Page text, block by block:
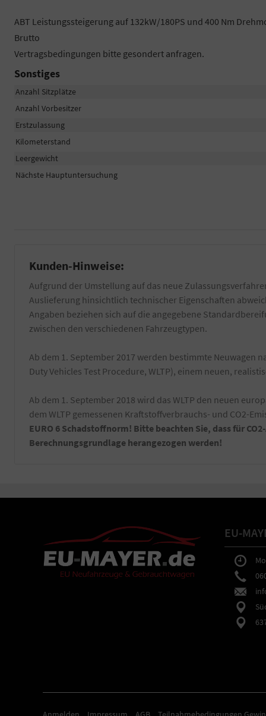
ABT Leistungssteigerung auf 132kW/180PS und 400 Nm
Brutto
Vertragsbedingungen bitte gesondert anfragen.
Sonstiges
Anzahl Sitzplätze
Anzahl Vorbesitzer
Erstzulassung
Kilometerstand
Leergewicht
Nächste Hauptuntersuchung
Kunden-Hinweise:
Aufgrund der Umstellung auf das neue
Auslieferung hinsichtlich technischer Eigenschaften
Angaben beziehen sich auf die angegebene
zwischen den verschiedenen Fahrzeugtypen.
Ab dem 1. September 2017 werden bestimmte
Duty Vehicles Test Procedure, WLTP), einem neuen,
Ab dem 1. September 2018 wird das WLTP den neuen
dem WLTP gemessenen Kraftstoffverbrauchs- und CO2-
EURO 6 Schadstoffnorm! Bitte beachten Sie, dass für
Berechnungsgrundlage herangezogen werden!
EU-